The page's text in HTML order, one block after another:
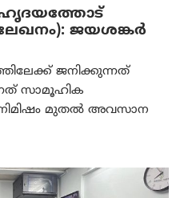
ഹൃദയത്തോട്
ജയശങ്കര്‍
ജനിക്കുന്നത്
സാമൂഹിക
നിമിഷം മുതൽ അവസാന